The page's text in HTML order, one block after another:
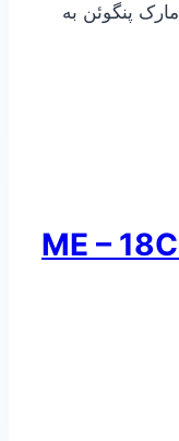
پمپ سمپاس مدل ۳WZ-420 مارک پنگوئن به
پمپ سمپاس مدل ME – 18C